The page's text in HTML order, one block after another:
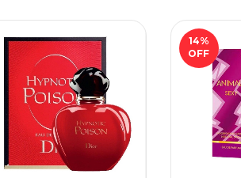
14%
OFF